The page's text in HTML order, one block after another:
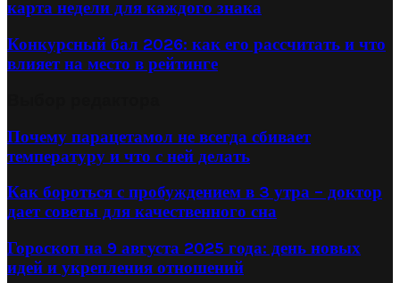
карта недели для каждого знака
Конкурсный бал 2026: как его рассчитать и что
влияет на место в рейтинге
Почему парацетамол не всегда сбивает
температуру и что с ней делать
Как бороться с пробуждением в 3 утра – доктор
дает советы для качественного сна
Гороскоп на 9 августа 2025 года: день новых
идей и укрепления отношений